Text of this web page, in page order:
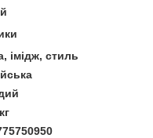
імідж, стиль